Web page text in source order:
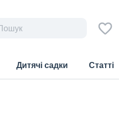
Дитячі садки Статті